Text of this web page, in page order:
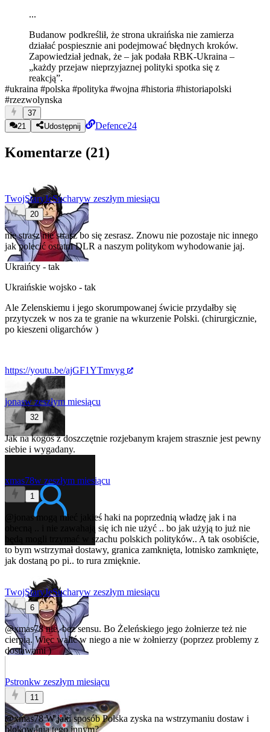
...
Budanow podkreślił, że strona ukraińska nie zamierza
działać pospiesznie ani podejmować błędnych kroków.
Zapowiedział jednak, że – jak podała RBK-Ukraina –
„każdy przejaw nieprzyjaznej polityki spotka się z
reakcją”.
#ukraina #polska #polityka #wojna #historia #historiapolski
#rzezwolynska
37
21
Udostępnij Defence24
Komentarze (21)
TwojStaryJeSucharyw zeszłym miesiącu
20
nie strasz nie strasz bo się zesrasz. Znowu nie pozostaje nic innego
jak polecić ostatni DLR a naszym politykom wyhodowanie jaj.
Ukraińcy - tak
Ukraińskie wojsko - tak
Ale Zelenskiemu i jego skorumpowanej świcie przydałby się
przytyczek w nos za te granie na wkurzenie Polski. (chirurgicznie,
po kieszeni oligarchów )
https://youtu.be/ajGF1YTmvyg
jonasw zeszłym miesiącu
32
Jak na kogoś z doszczętnie rozjebanym krajem strasznie jest pewny
siebie i wygadany.
xmas78w zeszłym miesiącu
1
mogą mieć jakieś haki na poprzednią władzę jak i na
obecną .. i nie zawahają się ich nie użyć .. bo jak użyją to już nie
będą mogli trzymać w szachu polskich polityków.. A tak osobiście,
to bym wstrzymał dostawy, granica zamknięta, lotnisko zamknięte,
jak dostaną po pi.. to rura zmięknie.
TwojStaryJeSucharyw zeszłym miesiącu
6
@xmas78nie, bez sensu. Bo Żeleńskiego jego żołnierze też nie
cierpią. Więc walić w niego a nie w żołnierzy (poprzez problemy z
dostawami )
Pstronkw zeszłym miesiącu
11
@xmas78W jaki sposób Polska zyska na wstrzymaniu dostaw i
blokowania tego innym?